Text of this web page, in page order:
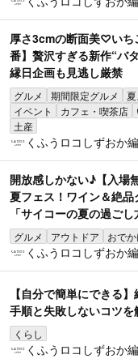
厚さ3cmの断面美♡いち
番】贅沢すぎる新作“バ
縁日企画も見逃し厳禁
グルメ 期間限定グルメ
イベント
カフェ・喫茶店
土産
くふうロコしずおか
開放感しかない♪【入場
夏フェス！ワイン＆絶
「サイコーの夏の過ごし
グルメ アウトドア おで
くふうロコしずおか
【自分で簡単にできる
手順と失敗しないコツを
くらし
くふうロコしずおか